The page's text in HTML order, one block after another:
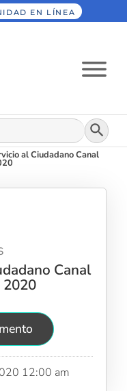
EN LÍNEA
Botón
al Ciudadano Canal
Canal
2020
12:00 am